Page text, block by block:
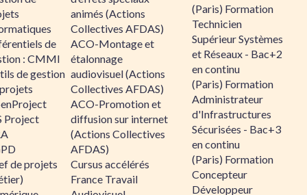
de
: CMMI
de gestion
Project
de projets
animés (Actions
Collectives AFDAS)
ACO-Montage et
étalonnage
audiovisuel (Actions
Collectives AFDAS)
ACO-Promotion et
diffusion sur internet
(Actions Collectives
AFDAS)
Cursus accélérés
France Travail
(Paris) Formation
Technicien
Supérieur Systèmes
et Réseaux - Bac+2
en continu
(Paris) Formation
Administrateur
d'Infrastructures
Sécurisées - Bac+3
en continu
(Paris) Formation
Concepteur
Développeur